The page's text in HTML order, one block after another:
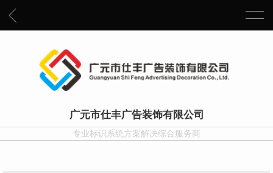
广元市仕丰广告装饰有限公司
专业标识系统方案解决综合服务商